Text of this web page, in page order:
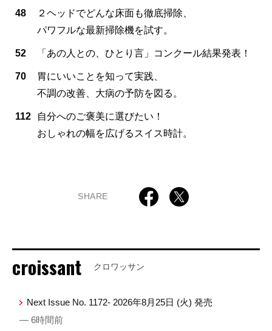
48
２ヘッドでどんな床面も徹底掃除、
パワフルな最新掃除機を試す。
52 「あの人との、ひとり言」コンクール結果発表！
70
胃にいいことを知って実践、
不調の改善、大病の予防を図る。
112
自分へのご褒美に選びたい！
おしゃれの幅を広げるスイス時計。
SHARE
croissant クロワッサン
Next Issue No. 1172- 2026年8月25日 (火) 発売
— 6時間前